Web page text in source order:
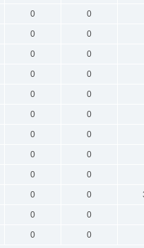
0 0
0 0
0 0
0 0
0 0
0 0
0 0
0 0
0 0
0 0
0 0
0
0